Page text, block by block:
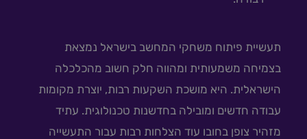
תעשיית פיתוח משחקי המחשב בישראל נמצאת
בצמיחה משמעותית ומהווה חלק חשוב מהכלכלה
הישראלית. היא מושכת השקעות רבות, יוצרת מקומות
עבודה חדשים ומובילה בחדשנות טכנולוגית. עתיד
מזהיר צופן בחובו עוד הצלחות רבות עבור התעשייה